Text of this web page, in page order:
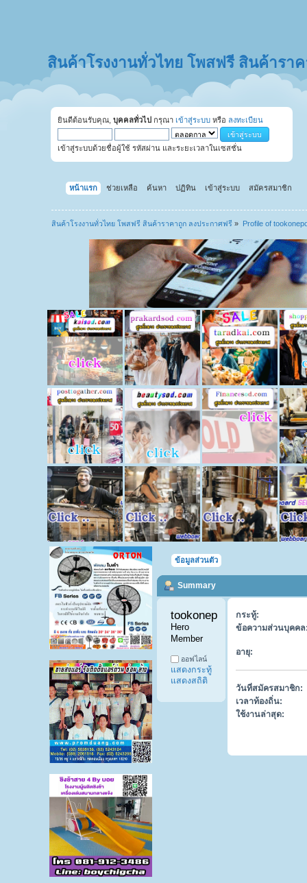
สินค้าโรงงานทั่วไทย โพสฟรี สินค้ารา
ยินดีต้อนรับคุณ, บุคคลทั่วไป กรุณา เข้าสู่ระบบ หรือ ลงทะเบียน
เข้าสู่ระบบด้วยชื่อผู้ใช้ รหัสผ่าน และระยะเวลาในเซสชั่น
หน้าแรก ช่วยเหลือ ค้นหา ปฏิทิน เข้าสู่ระบบ สมัครสมาชิก
สินค้าโรงงานทั่วไทย โพสฟรี สินค้าราคาถูก ลงประกาศฟรี » Profile of
ข้อมูลส่วนตัว
Summary
tookonepost999
Hero
Member
ออฟไลน์
แสดงกระทู้
แสดงสถิติ
กระทู้:
ข้อความส่วนบุคคล
อายุ:
วันที่สมัครสมาชิก:
เวลาท้องถิ่น:
ใช้งานล่าสุด: